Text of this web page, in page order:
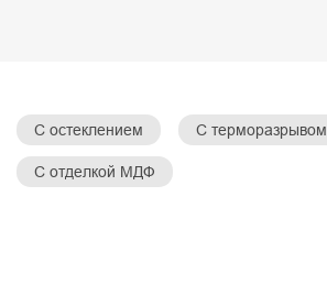
С остеклением С терморазрывом
С отделкой МДФ